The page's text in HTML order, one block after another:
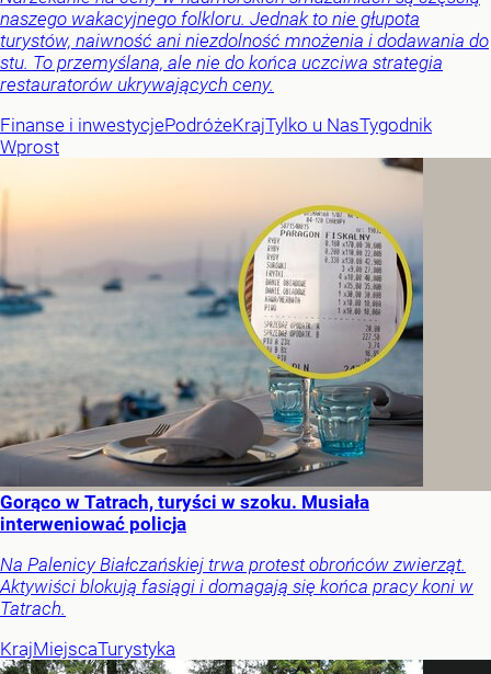
naszego wakacyjnego folkloru. Jednak to nie głupota
turystów, naiwność ani niezdolność mnożenia i dodawania do
stu. To przemyślana, ale nie do końca uczciwa strategia
restauratorów ukrywających ceny.
Finanse i inwestycjePodróżeKrajTylko u NasTygodnik
Wprost
Gorąco w Tatrach, turyści w szoku. Musiała
interweniować policja
Na Palenicy Białczańskiej trwa protest obrońców zwierząt.
Aktywiści blokują fasiągi i domagają się końca pracy koni w
Tatrach.
KrajMiejscaTurystyka